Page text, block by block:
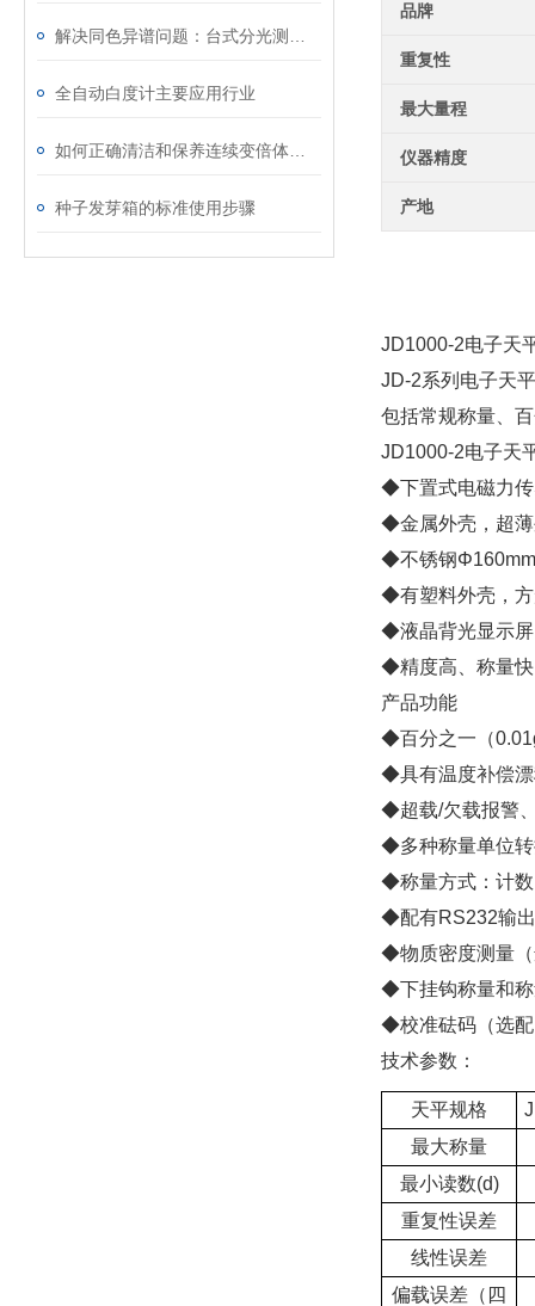
全自动白度计主要应用行业
种子发芽箱的标准使用步骤
品牌
重复性
最大量程
仪器精度
产地
JD1000-2电子天
JD-2系列电子天
包括常规称量、
JD1000-2电子天
◆下置式电磁力传
◆金属外壳，超薄
◆不锈钢
◆有塑料外壳，
◆液晶背光显示屏
◆精度高、称量快
产品功能
◆百分之一（
◆具有温度补偿漂
◆超载/欠载报警
◆多种称量单位转
◆称量方式：计数
◆配有RS232输
◆物质密度测量
◆下挂钩称量和
◆校准砝码（选
技术参数：
天平规格
最大称量
最小读数(d)
重复性误差
线性误差
偏载误差（四